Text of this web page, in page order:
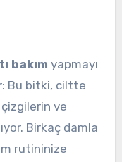
bakım yapmayı
Bu bitki, ciltte
ve
Birkaç damla
rutininize